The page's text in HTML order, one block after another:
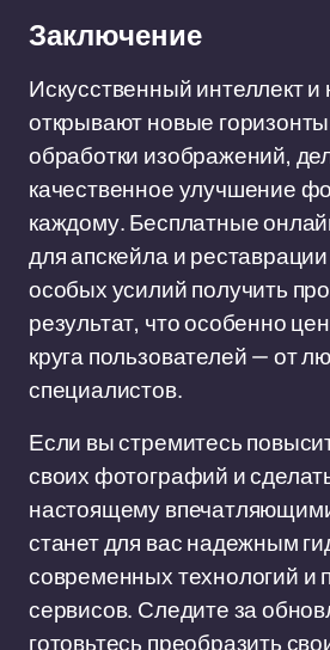
Заключение
Искусственный интеллект и
открывают новые
обработки изображений,
качественное улучшение
каждому. Бесплатные
для апскейла и
особых усилий получить
результат, что особенно
круга пользователей — от
специалистов.
Если вы стремитесь
своих фотографий и
настоящему
станет для вас надежным
современных технологий и
сервисов. Следите за
готовьтесь преобразить